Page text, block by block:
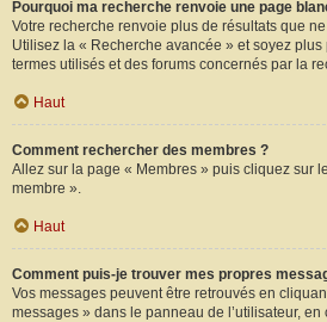
Pourquoi ma recherche renvoie une page
Votre recherche renvoie plus de résultats que
Utilisez la « Recherche avancée » et soyez
termes utilisés et des forums concernés par la
Haut
Comment rechercher des membres ?
Allez sur la page « Membres » puis cliquez sur
membre ».
Haut
Comment puis-je trouver mes propres
Vos messages peuvent être retrouvés en
messages » dans le panneau de l’utilisateur,